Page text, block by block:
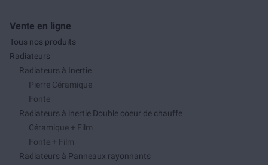
Vente en ligne
Tous nos produits
Radiateurs
Radiateurs à Inertie
Pierre Céramique
Fonte
Radiateurs à inertie Double coeur de chauffe
Céramique + Film
Fonte + Film
Radiateurs à Panneaux rayonnants